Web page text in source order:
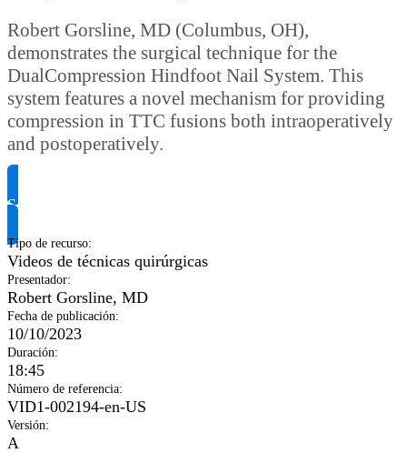
Robert Gorsline, MD (Columbus, OH),
demonstrates the surgical technique for the
DualCompression Hindfoot Nail System. This
system features a novel mechanism for providing
compression in TTC fusions both intraoperatively
and postoperatively.
Solicitar información del producto
Tipo de recurso:
Videos de técnicas quirúrgicas
Presentador:
Robert Gorsline, MD
Fecha de publicación:
10/10/2023
Duración:
18:45
Número de referencia:
VID1-002194-en-US
Versión:
A